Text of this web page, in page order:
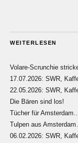
WEITERLESEN
Volare-Scrunchie
17.07.2026: SWR,
22.05.2026: SWR,
Die Bären sind los!
Tücher für
Tulpen aus
06.02.2026: SWR,